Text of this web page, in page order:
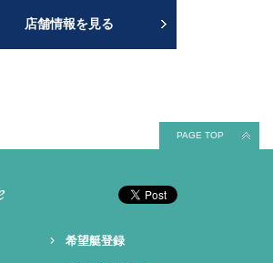
店舗情報を見る
PAGE TOP
希望艇登録